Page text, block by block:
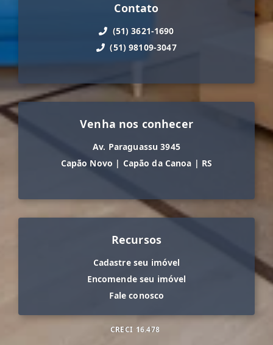
Contato
(51) 3621-1690
(51) 98109-3047
Venha nos conhecer
Av. Paraguassu 3945
Capão Novo | Capão da Canoa | RS
Recursos
Cadastre seu imóvel
Encomende seu imóvel
Fale conosco
CRECI 16.478